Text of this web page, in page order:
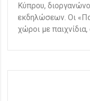
Κύπρου,
εκδηλώσεων. Οι
χώροι με παιχνίδια,